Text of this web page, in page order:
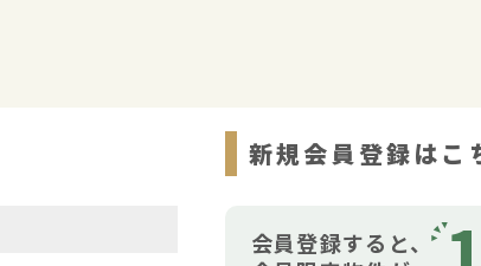
新規会員登録はこ
会員登録すると、